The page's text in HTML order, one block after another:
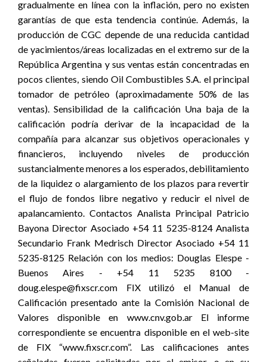
gradualmente en línea con la inflación, pero no existen
garantías de que esta tendencia continúe. Además, la
producción de CGC depende de una reducida cantidad
de yacimientos/áreas localizadas en el extremo sur de la
República Argentina y sus ventas están concentradas en
pocos clientes, siendo Oil Combustibles S.A. el principal
tomador de petróleo (aproximadamente 50% de las
ventas). Sensibilidad de la calificación Una baja de la
calificación podría derivar de la incapacidad de la
compañía para alcanzar sus objetivos operacionales y
financieros, incluyendo niveles de producción
sustancialmente menores a los esperados, debilitamiento
de la liquidez o alargamiento de los plazos para revertir
el flujo de fondos libre negativo y reducir el nivel de
apalancamiento. Contactos Analista Principal Patricio
Bayona Director Asociado +54 11 5235-8124 Analista
Secundario Frank Medrisch Director Asociado +54 11
5235-8125 Relación con los medios: Douglas Elespe -
Buenos Aires - +54 11 5235 8100 -
doug.elespe@fixscr.com FIX utilizó el Manual de
Calificación presentado ante la Comisión Nacional de
Valores disponible en www.cnv.gob.ar El informe
correspondiente se encuentra disponible en el web-site
de FIX “www.fixscr.com”. Las calificaciones antes